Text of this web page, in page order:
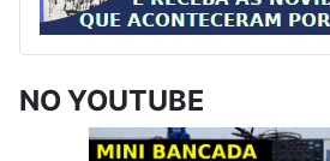
NO YOUTUBE